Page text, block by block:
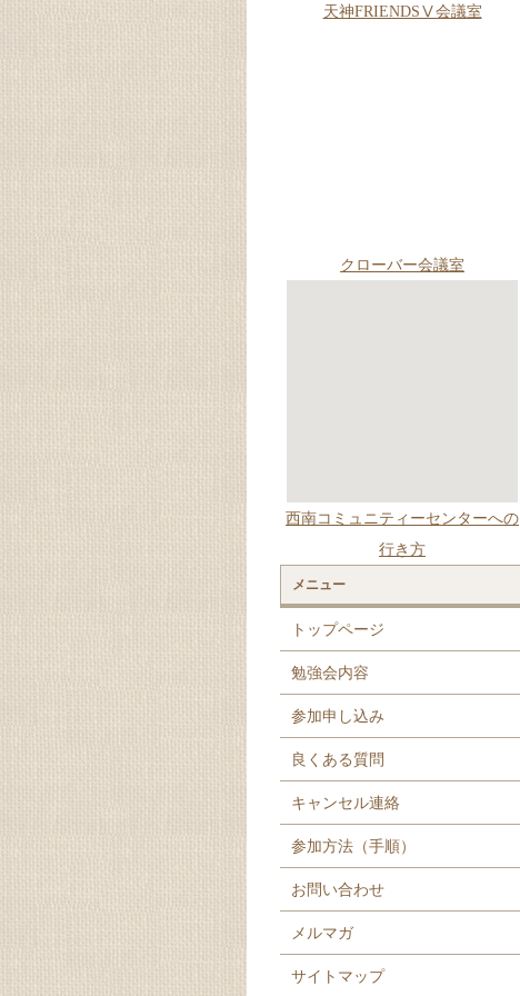
天神FRIENDSⅤ会議室
クローバー会議室
西南コミュニティーセンターへの
行き方
メニュー
トップページ
勉強会内容
参加申し込み
良くある質問
キャンセル連絡
参加方法（手順）
お問い合わせ
メルマガ
サイトマップ